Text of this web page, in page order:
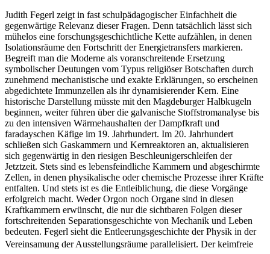
Judith Fegerl zeigt in fast schulpädagogischer Einfachheit die
gegenwärtige Relevanz dieser Fragen. Denn tatsächlich lässt sich
mühelos eine forschungsgeschichtliche Kette aufzählen, in denen
Isolationsräume den Fortschritt der Energietransfers markieren.
Begreift man die Moderne als voranschreitende Ersetzung
symbolischer Deutungen vom Typus religiöser Botschaften durch
zunehmend mechanistische und exakte Erklärungen, so erscheinen
abgedichtete Immunzellen als ihr dynamisierender Kern. Eine
historische Darstellung müsste mit den Magdeburger Halbkugeln
beginnen, weiter führen über die galvanische Stoffstromanalyse bis
zu den intensiven Wärmehaushalten der Dampfkraft und
faradayschen Käfige im 19. Jahrhundert. Im 20. Jahrhundert
schließen sich Gaskammern und Kernreaktoren an, aktualisieren
sich gegenwärtig in den riesigen Beschleunigerschleifen der
Jetztzeit. Stets sind es lebensfeindliche Kammern und abgeschirmte
Zellen, in denen physikalische oder chemische Prozesse ihrer Kräfte
entfalten. Und stets ist es die Entleiblichung, die diese Vorgänge
erfolgreich macht. Weder Orgon noch Organe sind in diesen
Kraftkammern erwünscht, die nur die sichtbaren Folgen dieser
fortschreitenden Separationsgeschichte von Mechanik und Leben
bedeuten. Fegerl sieht die Entleerungsgeschichte der Physik in der
Vereinsamung der Ausstellungsräume parallelisiert. Der keimfreie